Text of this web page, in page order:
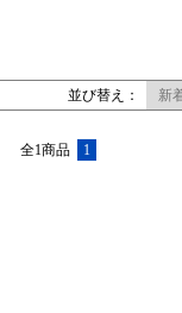
並び替え： 新
全1商品 1